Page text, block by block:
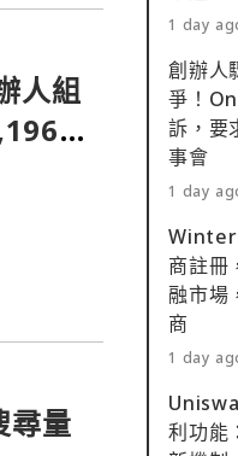
人組
尋量
1 day
創辦人
爭！
訴，要
事會
1 day
商註冊
融市場
商
1 day
利功能